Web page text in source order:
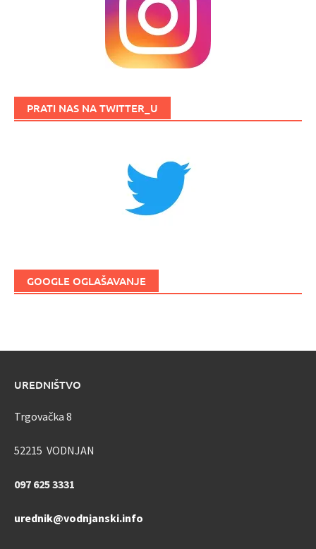
PRATI NAS NA TWITTER_U
GOOGLE OGLAŠAVANJE
UREDNIŠTVO
Trgovačka 8
52215 VODNJAN
097 625 3331
urednik@vodnjanski.info